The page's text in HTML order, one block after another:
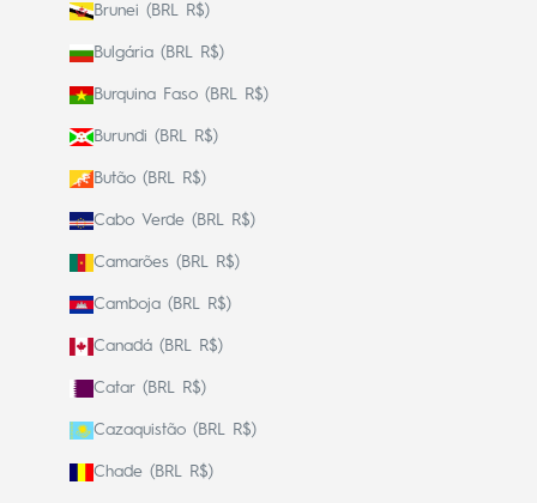
Brunei (BRL R$)
Bulgária (BRL R$)
Burquina Faso (BRL R$)
Burundi (BRL R$)
Butão (BRL R$)
Cabo Verde (BRL R$)
Camarões (BRL R$)
Camboja (BRL R$)
Canadá (BRL R$)
Catar (BRL R$)
Cazaquistão (BRL R$)
Chade (BRL R$)